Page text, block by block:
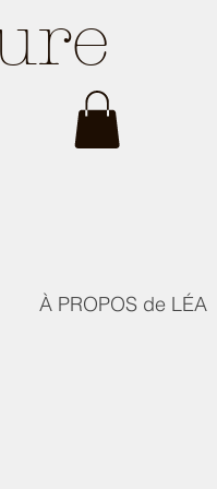
À PROPOS de LÉA